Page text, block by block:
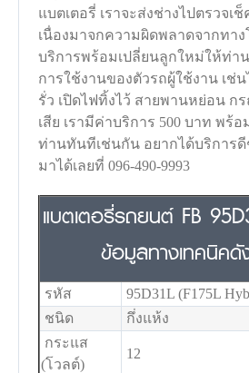
แบตเตอรี่ เราจะส่งช่างไปตรวจเ
เนื่องมาจกความผิดพลาดจากทา
บริการพร้อมเปลี่ยนลูกใหม่ให้ท่า
การใช้งานของตัวรถผู้ใช้งาน เช่
รั่ว เปิดไฟทิ้งไว้ สายพานหย่อน
เสีย เรามีค่าบริการ 500 บาท พร้
ท่านทันทีเช่นกัน อยากได้บริการดี
มาได้เลยที่ 096-490-9993
แบตเตอรี่รถยนต์ FB
ข้อมูลทางเทคนิค
รหัส
95D31L (F175L
ชนิด
กึ่งแห้ง
กระแส
(โวลต์)
12